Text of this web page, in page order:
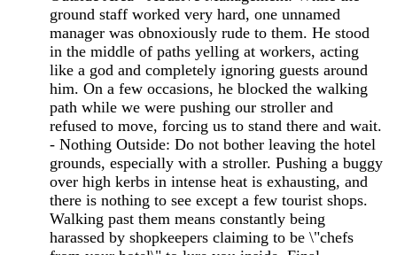
ground staff worked very hard, one unnamed
manager was obnoxiously rude to them. He stood
in the middle of paths yelling at workers, acting
like a god and completely ignoring guests around
him. On a few occasions, he blocked the walking
path while we were pushing our stroller and
refused to move, forcing us to stand there and wait.
- Nothing Outside: Do not bother leaving the hotel
grounds, especially with a stroller. Pushing a buggy
over high kerbs in intense heat is exhausting, and
there is nothing to see except a few tourist shops.
Walking past them means constantly being
harassed by shopkeepers claiming to be \"chefs